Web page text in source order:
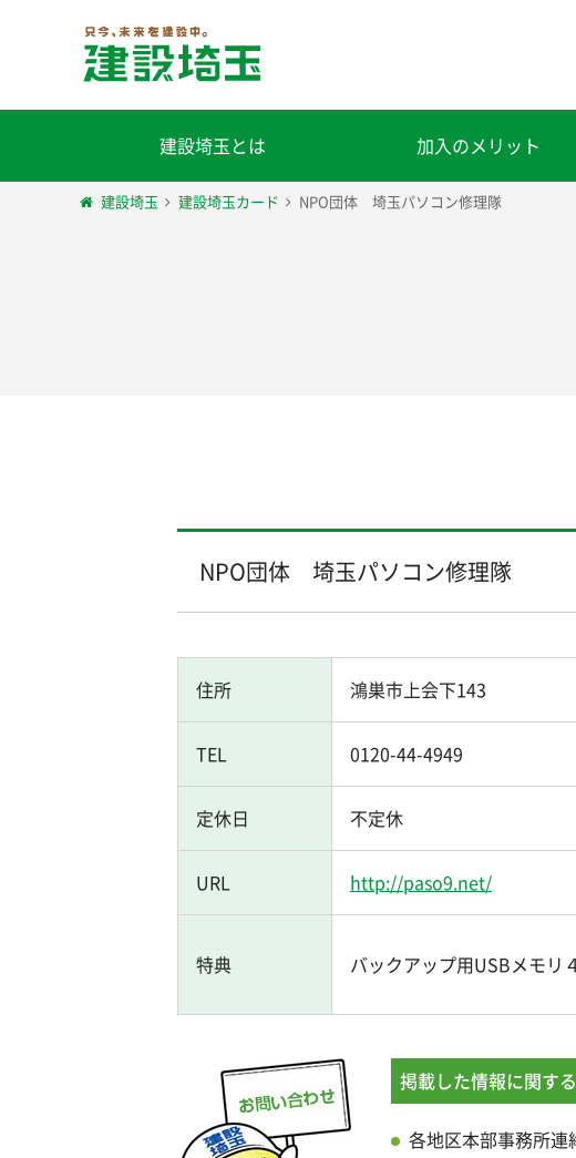
建設埼玉とは 加入のメリット
建設埼玉 建設埼玉カード NPO団体 埼玉パソコン修理隊
NPO団体 埼玉パソコン修理隊
住所 鴻巣市上会下143
TEL 0120-44-4949
定休日 不定休
URL http://paso9.net/
特典 バックアップ用USBメモリ
掲載した情報に関す
各地区本部事務所